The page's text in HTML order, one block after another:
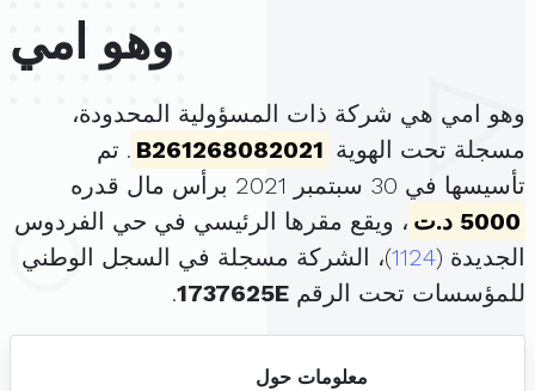
وهو امي
وهو امي هي شركة ذات المسؤولية المحدودة،
مسجلة تحت الهوية B261268082021 . تم
تأسيسها في 30 سبتمبر 2021 برأس مال قدره
5000 د.ت
، ويقع مقرها الرئيسي في حي الفردوس
الجديدة (1124)، الشركة مسجلة في السجل الوطني
للمؤسسات تحت الرقم 1737625E
.
معلومات حول